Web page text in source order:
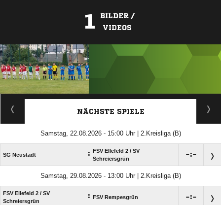
1
BILDER /
VIDEOS
ANZEIGE
NÄCHSTE SPIELE
Samstag, 22.08.2026 - 15:00 Uhr | 2.Kreisliga (B)
SG Neustadt :
FSV Ellefeld 2 /​ SV
Schreiersgrün
:
Samstag, 29.08.2026 - 13:00 Uhr | 2.Kreisliga (B)
FSV Ellefeld 2 /​ SV
Schreiersgrün
: FSV Rempesgrün :